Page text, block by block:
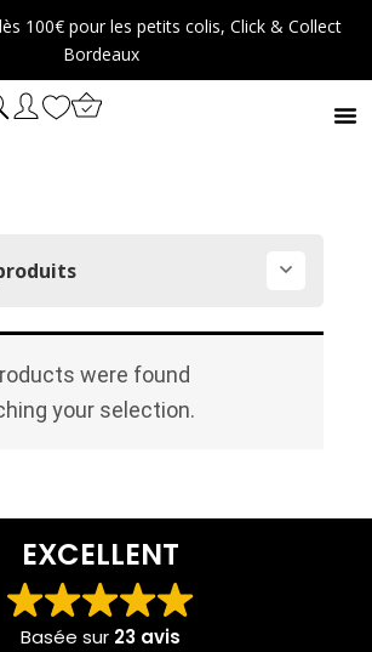
100€ pour les petits colis, Click & Collect
Bordeaux
were found
your selection.
EXCELLENT
Basée sur 23 avis